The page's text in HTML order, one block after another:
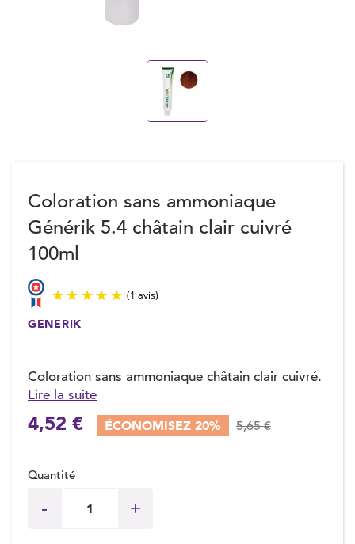
Coloration sans ammoniaque
Générik 5.4 châtain clair cuivré
100ml
(1 avis)
GENERIK
Coloration sans ammoniaque châtain clair cuivré.
Lire la suite
4,52 € ÉCONOMISEZ 20% 5,65 €
Quantité